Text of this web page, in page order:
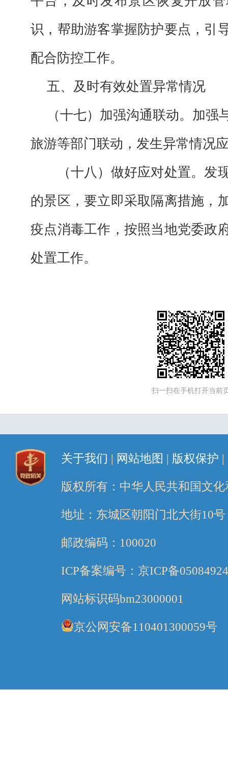
识，帮助游客掌握防护要点，引
配合防控工作。
五、及时有效处置异常情况
（十七）加强沟通联动。加强
旅游等部门联动，发生异常情况
（十八）做好应对处置。发
的景区，要立即采取隔离措施，
疫点消毒工作，按照当地党委政
处置工作。
扫一扫在手机打开当前
关于我们 | 网站地图 | 版权保护 |
版权所有：中华人民共和国文
地址：东城区朝阳门北大街10号
邮政编码：100020
ICP备案编号：京ICP备
网站标识码bm23000001
京公网安备110401300059号